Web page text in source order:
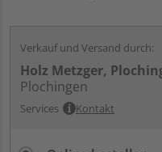
Verkauf und Versand durch:
Holz Metzger,
Plochingen
Services Kontakt